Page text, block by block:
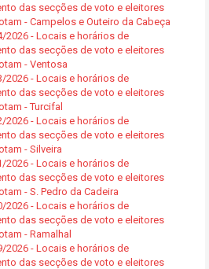
das secções de voto e eleitores
- Campelos e Outeiro da Cabeça
2026 - Locais e horários de
das secções de voto e eleitores
- Ventosa
2026 - Locais e horários de
das secções de voto e eleitores
- Turcifal
2026 - Locais e horários de
das secções de voto e eleitores
- Silveira
2026 - Locais e horários de
das secções de voto e eleitores
- S. Pedro da Cadeira
2026 - Locais e horários de
das secções de voto e eleitores
- Ramalhal
2026 - Locais e horários de
das secções de voto e eleitores